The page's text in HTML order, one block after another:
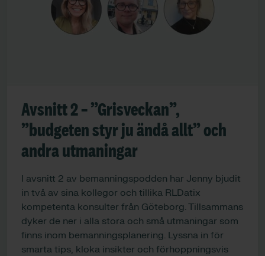
Avsnitt 2 – ”Grisveckan”,
”budgeten styr ju ändå allt” och
andra utmaningar
I avsnitt 2 av bemanningspodden har Jenny bjudit
in två av sina kollegor och tillika RLDatix
kompetenta konsulter från Göteborg. Tillsammans
dyker de ner i alla stora och små utmaningar som
finns inom bemanningsplanering. Lyssna in för
smarta tips, kloka insikter och förhoppningsvis